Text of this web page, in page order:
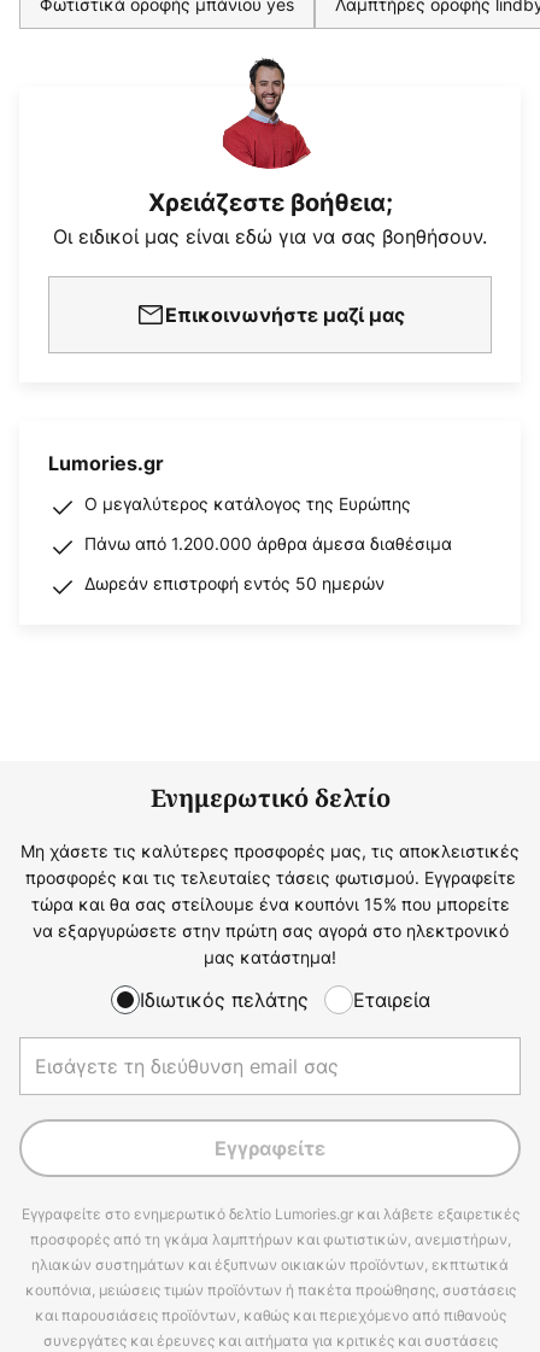
Χρειάζεστε βοήθεια;
Οι ειδικοί μας είναι εδώ για να σας βοηθήσουν.
Επικοινωνήστε μαζί μας
Lumories.gr
Ο μεγαλύτερος κατάλογος της Ευρώπης
Πάνω από 1.200.000 άρθρα άμεσα διαθέσιμα
Δωρεάν επιστροφή εντός 50 ημερών
Ενημερωτικό δελτίο
Μη χάσετε τις καλύτερες προσφορές μας, τις αποκλειστικές
προσφορές και τις τελευταίες τάσεις φωτισμού. Εγγραφείτε
τώρα και θα σας στείλουμε ένα κουπόνι 15% που μπορείτε
να εξαργυρώσετε στην πρώτη σας αγορά στο ηλεκτρονικό
μας κατάστημα!
Ιδιωτικός πελάτης Εταιρεία
Εγγραφείτε
Εγγραφείτε στο ενημερωτικό δελτίο Lumories.gr και λάβετε εξαιρετικές
προσφορές από τη γκάμα λαμπτήρων και φωτιστικών, ανεμιστήρων,
ηλιακών συστημάτων και έξυπνων οικιακών προϊόντων, εκπτωτικά
κουπόνια, μειώσεις τιμών προϊόντων ή πακέτα προώθησης, συστάσεις
και παρουσιάσεις προϊόντων, καθώς και περιεχόμενο από πιθανούς
συνεργάτες και έρευνες και αιτήματα για κριτικές και συστάσεις